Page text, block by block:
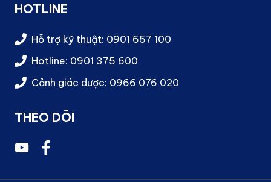
HOTLINE
Hỗ trợ kỹ thuật: 0901 657 100
Hotline: 0901 375 600
Cảnh giác dược: 0966 076 020
THEO DÕI